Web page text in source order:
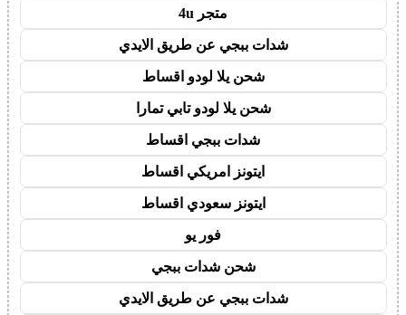
متجر 4u
شدات ببجي عن طريق الايدي
شحن يلا لودو اقساط
شحن يلا لودو تابي تمارا
شدات ببجي اقساط
ايتونز امريكي اقساط
ايتونز سعودي اقساط
فور يو
شحن شدات ببجي
شدات ببجي عن طريق الايدي